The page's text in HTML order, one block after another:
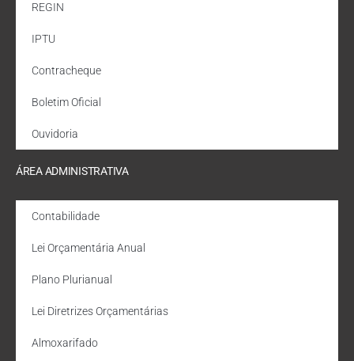
REGIN
IPTU
Contracheque
Boletim Oficial
Ouvidoria
ÁREA ADMINISTRATIVA
Contabilidade
Lei Orçamentária Anual
Plano Plurianual
Lei Diretrizes Orçamentárias
Almoxarifado